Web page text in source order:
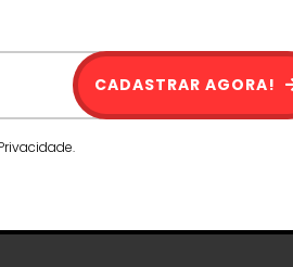
CADASTRAR AGORA!